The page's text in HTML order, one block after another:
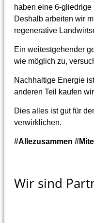
haben eine 6-
Deshalb arbeiten wir
regenerative
Ein weitestgehender
wie möglich zu,
Nachhaltige Energie
anderen Teil kaufen
Dies alles ist gut für
verwirklichen.
#Allezusammen
Wir sind